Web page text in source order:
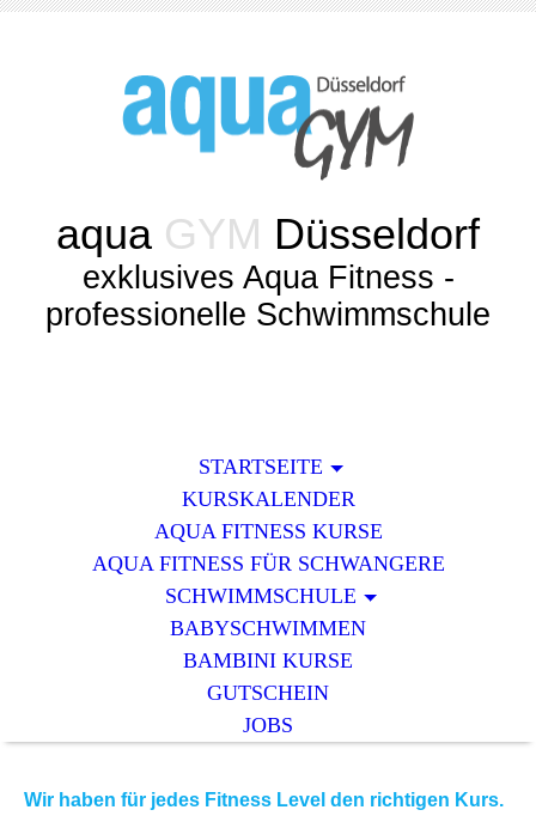
aqua GYM Düsseldorf
exklusives Aqua Fitness -
professionelle Schwimmschule
STARTSEITE
KURSKALENDER
AQUA FITNESS KURSE
AQUA FITNESS FÜR SCHWANGERE
SCHWIMMSCHULE
BABYSCHWIMMEN
BAMBINI KURSE
GUTSCHEIN
JOBS
Wir haben für jedes Fitness Level den richtigen Kurs.